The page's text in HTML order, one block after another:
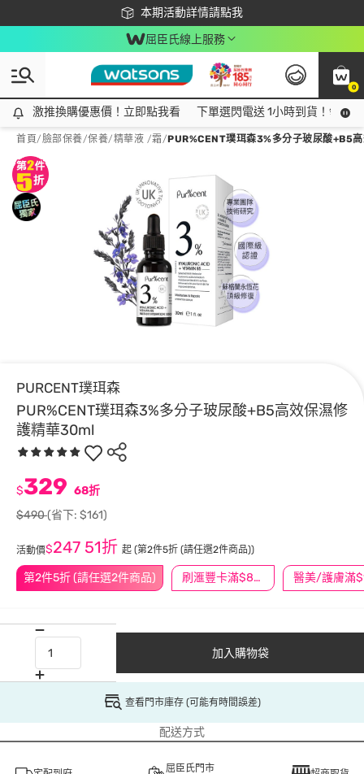
本期活動詳情請點我
下載app最高回饋$350
屈臣氏線上服務
0
激推換購優惠價！立即點我看
激推換購優惠價！立即點我看 下單選閃電送 1小時到貨！領神
首頁/臉部保養/保養/精華液 /霜/PUR%CENT璞珥森3%多分子玻尿酸+B5
PURCENT璞珥森
PUR%CENT璞珥森3%多分子玻尿酸+B5高效保濕修
護精華30ml
第2件5折 (請任選2件商品) 刷滙豐卡滿$888送3萬點
$329 68折
$490(省下: $161)
活動價$247 51折 起 (第2件5折 (請任選2件商品))
加入購物袋
查看門市庫存 (可能有時間誤差)
配送方式
屈臣氏門市